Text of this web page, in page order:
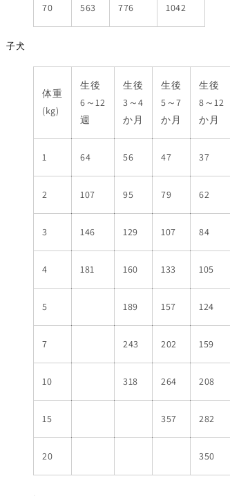
70 563 776 1042
子犬
体重
(kg)
生後
6～12
週
生後
3～4
か月
生後
5～7
か月
生後
8～12
か月
1 64 56 47 37
2 107 95 79 62
3 146 129 107 84
4 181 160 133 105
5 189 157 124
7 243 202 159
10 318 264 208
15 357 282
20 350